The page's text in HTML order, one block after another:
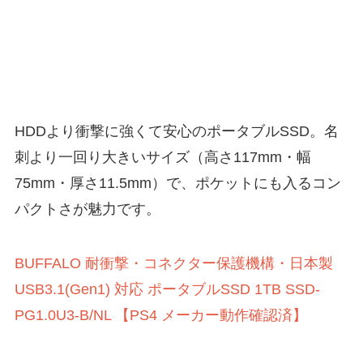
HDDより衝撃に強くて安心のポータブルSSD。名
刺より一回り大きいサイズ（高さ117mm・幅
75mm・厚さ11.5mm）で、ポケットにも入るコン
パクトさが魅力です。
BUFFALO 耐衝撃・コネクター保護機構・日本製
USB3.1(Gen1) 対応 ポータブルSSD 1TB SSD-
PG1.0U3-B/NL 【PS4 メーカー動作確認済】